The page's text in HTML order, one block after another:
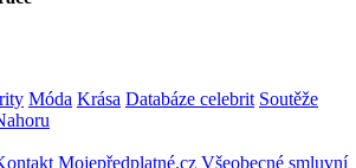
Móda Krása Databáze celebrit Soutěže
Mojepředplatné.cz Všeobecné smluvní